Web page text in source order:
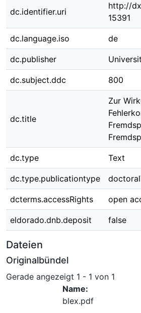
dc.identifier.uri
http://
15391
dc.language.iso de
dc.publisher
dc.subject.ddc 800
dc.title
Zur
dc.type Text
dc.type.publicationtype
dcterms.accessRights open
eldorado.dnb.deposit false
Dateien
Originalbündel
Gerade angezeigt 1 - 1 von 1
Name:
blex.pdf